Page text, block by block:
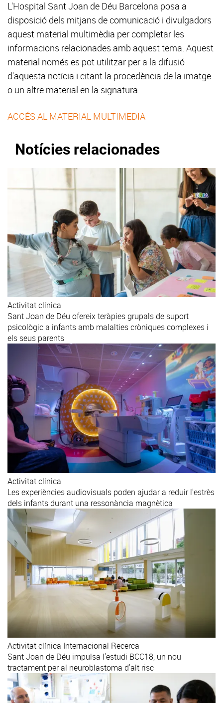
L'Hospital Sant Joan de Déu Barcelona posa a
disposició dels mitjans de comunicació i divulgadors
aquest material multimèdia per completar les
informacions relacionades amb aquest tema. Aquest
material només es pot utilitzar per a la difusió
d'aquesta notícia i citant la procedència de la imatge
o un altre material en la signatura.
ACCÉS AL MATERIAL MULTIMEDIA
Notícies relacionades
Activitat clínica
Sant Joan de Déu ofereix teràpies grupals de suport
psicològic a infants amb malalties cròniques complexes i
els seus parents
Activitat clínica
Les experiències audiovisuals poden ajudar a reduir l'estrès
dels infants durant una ressonància magnètica
Activitat clínica Internacional Recerca
Sant Joan de Déu impulsa l'estudi BCC18, un nou
tractament per al neuroblastoma d'alt risc